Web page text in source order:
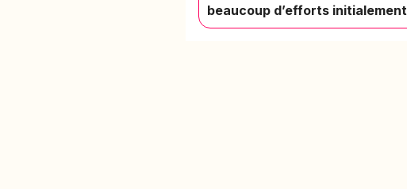
beaucoup d’efforts initialement